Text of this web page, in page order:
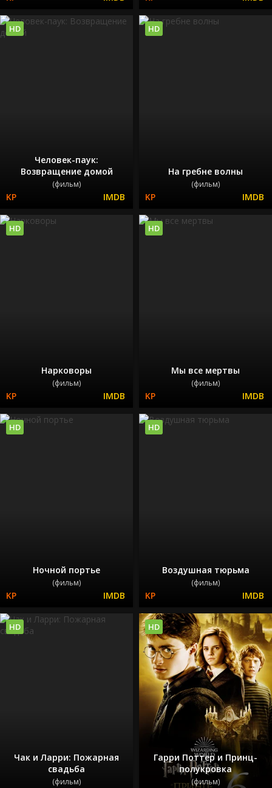
Человек-паук:
Возвращение домой
(фильм)
HD
На гребне волны
(фильм)
HD
Нарковоры
(фильм)
HD
Мы все мертвы
(фильм)
HD
Ночной портье
(фильм)
HD
Воздушная тюрьма
(фильм)
HD
Чак и Ларри: Пожарная
свадьба
(фильм)
HD
Гарри Поттер и Принц-
полукровка
(фильм)
HD